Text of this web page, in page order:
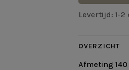
Levertijd: 1-2
OVERZICHT
Afmeting